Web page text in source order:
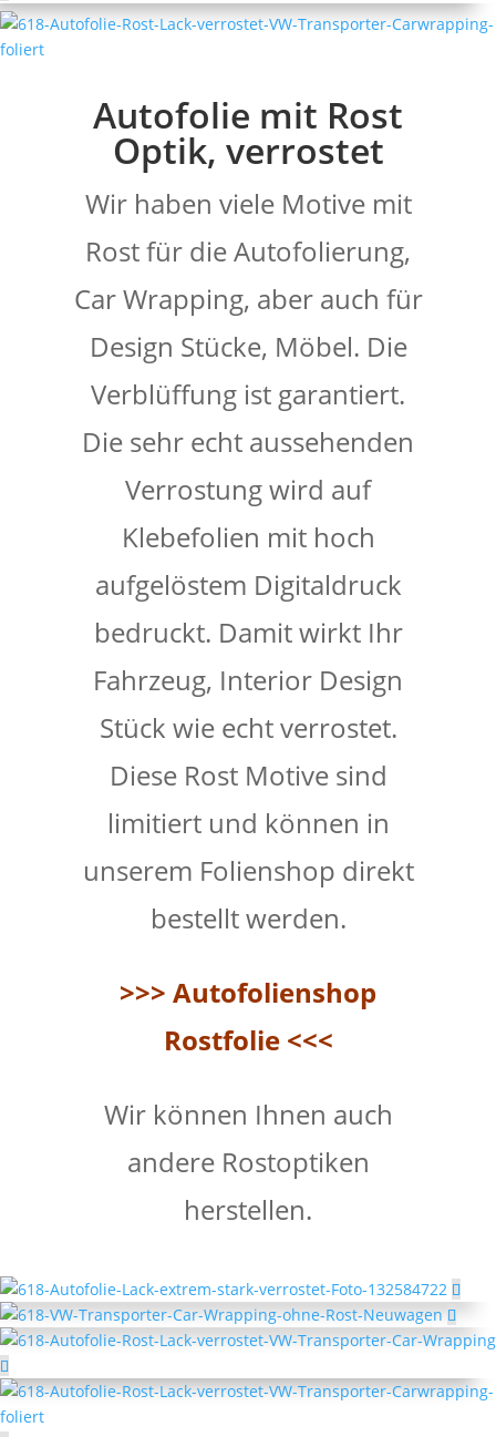
Autofolie mit Rost
Optik, verrostet
Wir haben viele Motive mit
Rost für die Autofolierung,
Car Wrapping, aber auch für
Design Stücke, Möbel. Die
Verblüffung ist garantiert.
Die sehr echt aussehenden
Verrostung wird auf
Klebefolien mit hoch
aufgelöstem Digitaldruck
bedruckt. Damit wirkt Ihr
Fahrzeug, Interior Design
Stück wie echt verrostet.
Diese Rost Motive sind
limitiert und können in
unserem Folienshop direkt
bestellt werden.
>>> Autofolienshop
Rostfolie <<<
Wir können Ihnen auch
andere Rostoptiken
herstellen.